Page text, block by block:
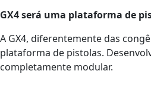
GX4 será uma plataforma de
A GX4, diferentemente das
plataforma de pistolas.
completamente modular.